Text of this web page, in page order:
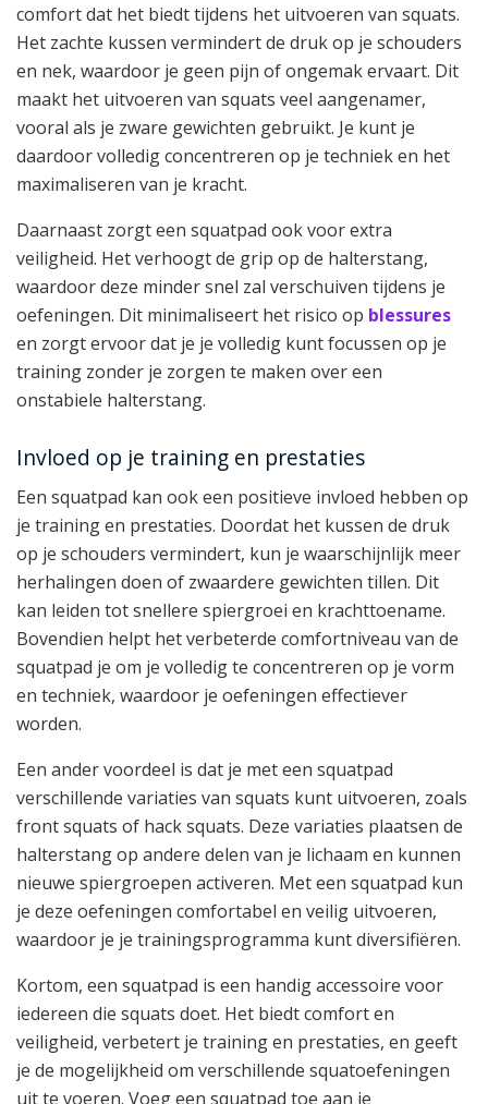
comfort dat het biedt tijdens het uitvoeren van squats.
Het zachte kussen vermindert de druk op je schouders
en nek, waardoor je geen pijn of ongemak ervaart. Dit
maakt het uitvoeren van squats veel aangenamer,
vooral als je zware gewichten gebruikt. Je kunt je
daardoor volledig concentreren op je techniek en het
maximaliseren van je kracht.
Daarnaast zorgt een squatpad ook voor extra
veiligheid. Het verhoogt de grip op de halterstang,
waardoor deze minder snel zal verschuiven tijdens je
oefeningen. Dit minimaliseert het risico op blessures
en zorgt ervoor dat je je volledig kunt focussen op je
training zonder je zorgen te maken over een
onstabiele halterstang.
Invloed op je training en prestaties
Een squatpad kan ook een positieve invloed hebben op
je training en prestaties. Doordat het kussen de druk
op je schouders vermindert, kun je waarschijnlijk meer
herhalingen doen of zwaardere gewichten tillen. Dit
kan leiden tot snellere spiergroei en krachttoename.
Bovendien helpt het verbeterde comfortniveau van de
squatpad je om je volledig te concentreren op je vorm
en techniek, waardoor je oefeningen effectiever
worden.
Een ander voordeel is dat je met een squatpad
verschillende variaties van squats kunt uitvoeren, zoals
front squats of hack squats. Deze variaties plaatsen de
halterstang op andere delen van je lichaam en kunnen
nieuwe spiergroepen activeren. Met een squatpad kun
je deze oefeningen comfortabel en veilig uitvoeren,
waardoor je je trainingsprogramma kunt diversifiëren.
Kortom, een squatpad is een handig accessoire voor
iedereen die squats doet. Het biedt comfort en
veiligheid, verbetert je training en prestaties, en geeft
je de mogelijkheid om verschillende squatoefeningen
uit te voeren. Voeg een squatpad toe aan je